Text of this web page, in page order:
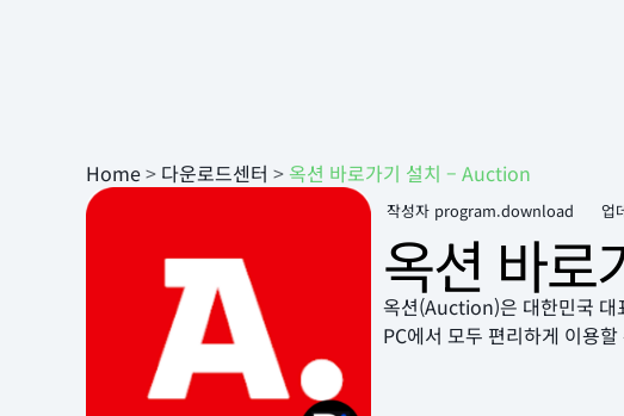
Home> 다운로드센터 >옥션 바로가기 설치 – Auction
작성자 program.download 업
옥션 바
옥션(Auction)은 대한민국 대
PC에서 모두 편리하게 이용